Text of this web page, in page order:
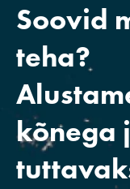
Soovid
teha?
kõnega